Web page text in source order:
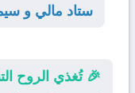
ستاد مالي و
🎉 تُغذي الروح